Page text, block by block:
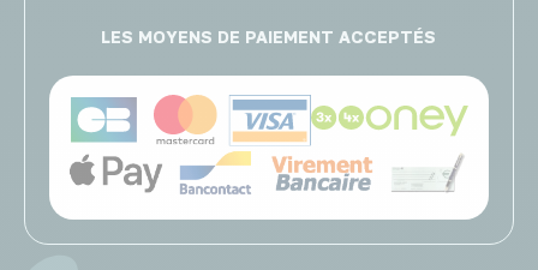
LES MOYENS DE PAIEMENT ACCEPTÉS